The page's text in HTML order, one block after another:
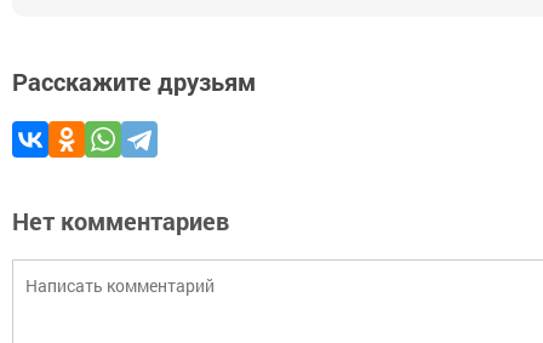
Расскажите друзьям
Нет комментариев